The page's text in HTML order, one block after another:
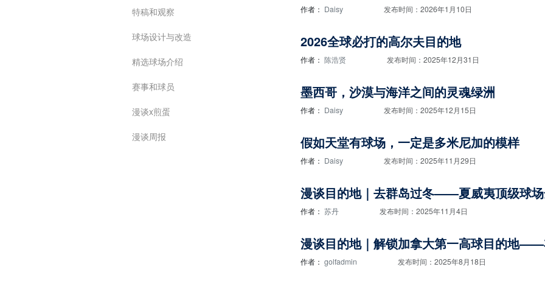
特稿和观察
球场设计与改造
精选球场介绍
赛事和球员
漫谈x煎蛋
漫谈周报
作者： Daisy 发布时间：2026年1月10日
2026全球必打的高尔夫目的地
作者： 陈浩贤 发布时间：2025年12月31日
墨西哥，沙漠与海洋之间的灵魂绿洲
作者： Daisy 发布时间：2025年12月15日
假如天堂有球场，一定是多米尼加的模样
作者： Daisy 发布时间：2025年11月29日
漫谈目的地｜去群岛过冬——夏威夷顶级球
作者： 苏丹 发布时间：2025年11月4日
漫谈目的地｜解锁加拿大第一高球目的地
作者： golfadmin 发布时间：2025年8月18日